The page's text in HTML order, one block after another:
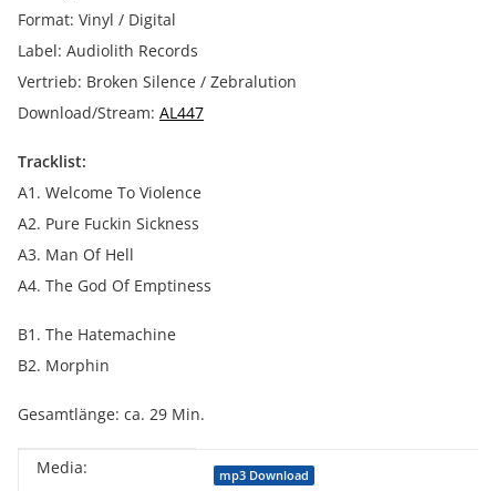
Format: Vinyl / Digital
Label: Audiolith Records
Vertrieb: Broken Silence / Zebralution
Download/Stream: AL447
Tracklist:
A1. Welcome To Violence
A2. Pure Fuckin Sickness
A3. Man Of Hell
A4. The God Of Emptiness
B1. The Hatemachine
B2. Morphin
Gesamtlänge: ca. 29 Min.
Produkteigenschaft
Wert
Media: mp3 Download